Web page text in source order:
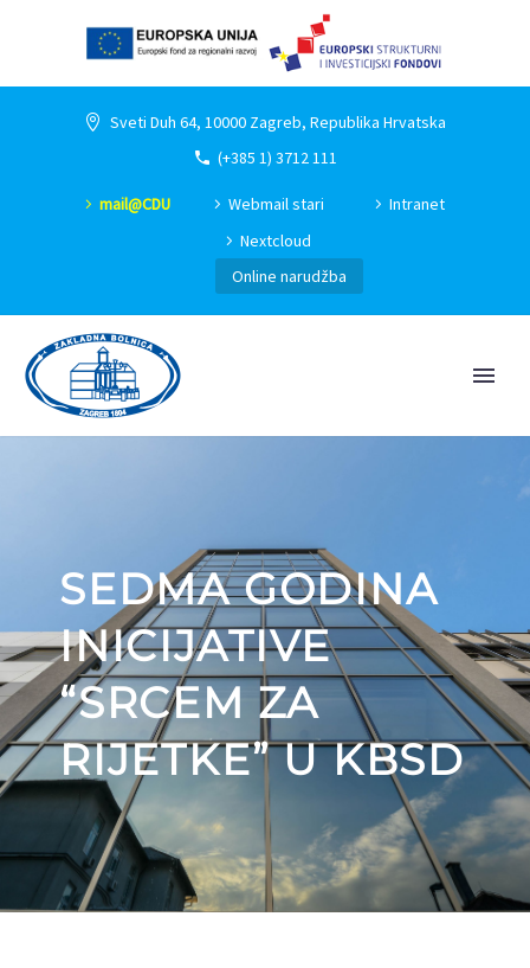
Sveti Duh 64, 10000 Zagreb, Republika Hrvatska
(+385 1) 3712 111
mail@CDU Webmail stari
Intranet
Nextcloud
Online narudžba
SEDMA GODINA
INICIJATIVE
“SRCEM ZA
RIJETKE” U KBSD